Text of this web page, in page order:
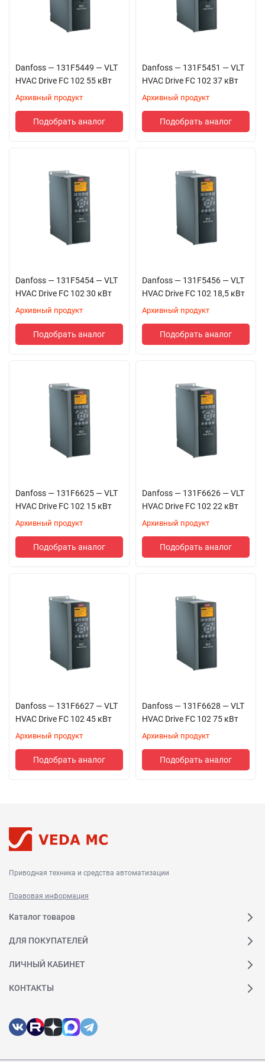
Danfoss — 131F5449 — VLT
HVAC Drive FC 102 55 кВт
Архивный продукт
Подобрать аналог
Danfoss — 131F5451 — VLT
HVAC Drive FC 102 37 кВт
Архивный продукт
Подобрать аналог
Danfoss — 131F5454 — VLT
HVAC Drive FC 102 30 кВт
Архивный продукт
Подобрать аналог
Danfoss — 131F5456 — VLT
HVAC Drive FC 102 18,5 кВт
Архивный продукт
Подобрать аналог
Danfoss — 131F6625 — VLT
HVAC Drive FC 102 15 кВт
Архивный продукт
Подобрать аналог
Danfoss — 131F6626 — VLT
HVAC Drive FC 102 22 кВт
Архивный продукт
Подобрать аналог
Danfoss — 131F6627 — VLT
HVAC Drive FC 102 45 кВт
Архивный продукт
Подобрать аналог
Danfoss — 131F6628 — VLT
HVAC Drive FC 102 75 кВт
Архивный продукт
Подобрать аналог
Приводная техника и средства автоматизации
Правовая информация
Каталог товаров
ДЛЯ ПОКУПАТЕЛЕЙ
ЛИЧНЫЙ КАБИНЕТ
КОНТАКТЫ